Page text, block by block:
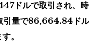
ドルで取引され、
量で86,664.84ド
。